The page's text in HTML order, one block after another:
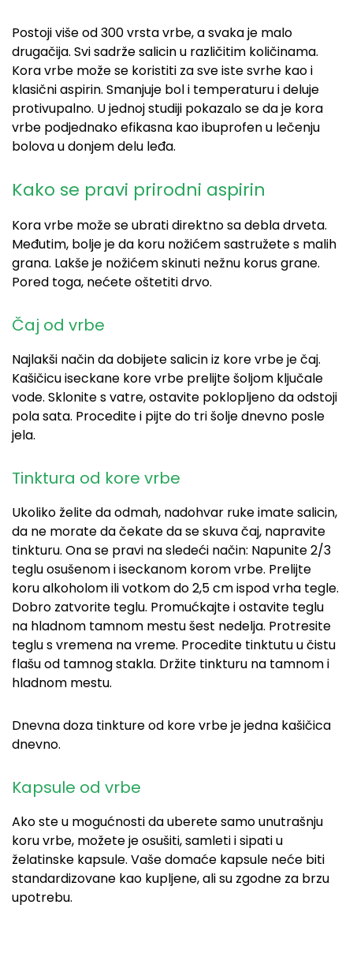
Postoji više od 300 vrsta vrbe, a svaka je malo
drugačija. Svi sadrže salicin u različitim količinama.
Kora vrbe može se koristiti za sve iste svrhe kao i
klasični aspirin. Smanjuje bol i temperaturu i deluje
protivupalno. U jednoj studiji pokazalo se da je kora
vrbe podjednako efikasna kao ibuprofen u lečenju
bolova u donjem delu leđa.
Kako se pravi prirodni aspirin
Kora vrbe može se ubrati direktno sa debla drveta.
Međutim, bolje je da koru nožićem sastružete s malih
grana. Lakše je nožićem skinuti nežnu korus grane.
Pored toga, nećete oštetiti drvo.
Čaj od vrbe
Najlakši način da dobijete salicin iz kore vrbe je čaj.
Kašičicu iseckane kore vrbe prelijte šoljom ključale
vode. Sklonite s vatre, ostavite poklopljeno da odstoji
pola sata. Procedite i pijte do tri šolje dnevno posle
jela.
Tinktura od kore vrbe
Ukoliko želite da odmah, nadohvar ruke imate salicin,
da ne morate da čekate da se skuva čaj, napravite
tinkturu. Ona se pravi na sledeći način: Napunite 2/3
teglu osušenom i iseckanom korom vrbe. Prelijte
koru alkoholom ili votkom do 2,5 cm ispod vrha tegle.
Dobro zatvorite teglu. Promućkajte i ostavite teglu
na hladnom tamnom mestu šest nedelja. Protresite
teglu s vremena na vreme. Procedite tinktutu u čistu
flašu od tamnog stakla. Držite tinkturu na tamnom i
hladnom mestu.
Dnevna doza tinkture od kore vrbe je jedna kašičica
dnevno.
Kapsule od vrbe
Ako ste u mogućnosti da uberete samo unutrašnju
koru vrbe, možete je osušiti, samleti i sipati u
želatinske kapsule. Vaše domaće kapsule neće biti
standardizovane kao kupljene, ali su zgodne za brzu
upotrebu.